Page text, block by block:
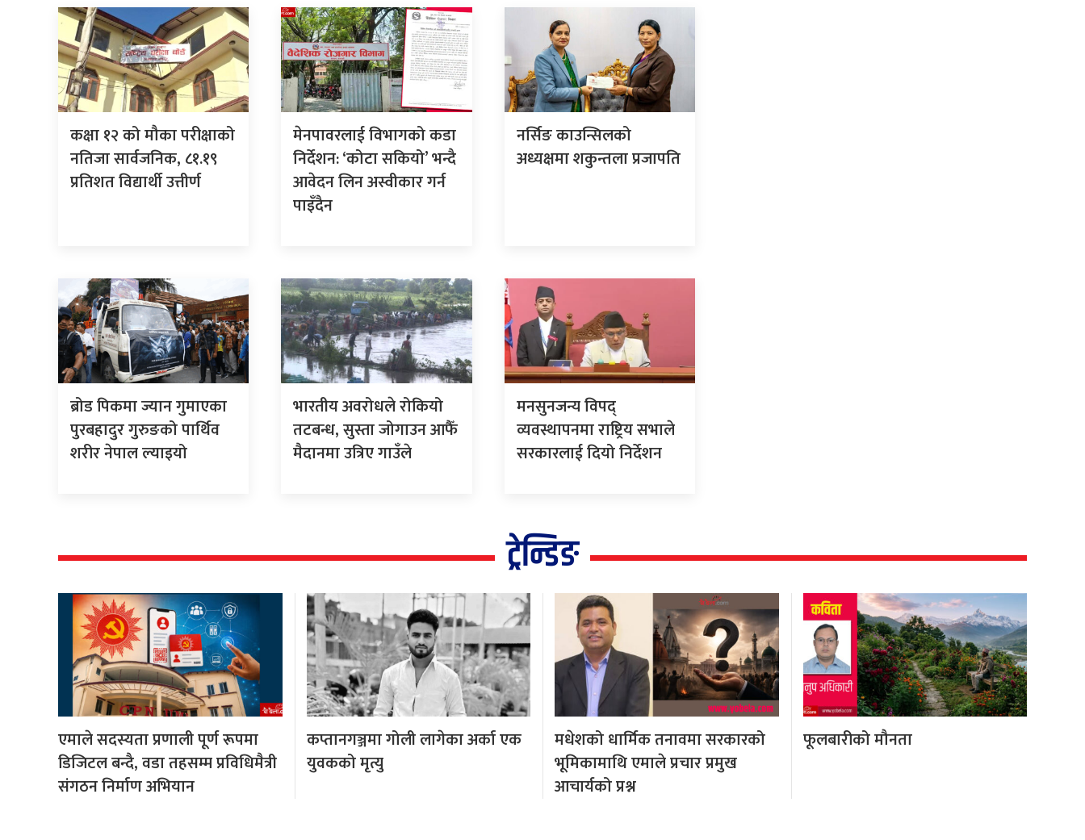
कक्षा १२ को मौका परीक्षाको
नतिजा सार्वजनिक, ८१.१९
प्रतिशत विद्यार्थी उत्तीर्ण
मेनपावरलाई विभागको कडा
निर्देशन: ‘कोटा सकियो’ भन्दै
आवेदन लिन अस्वीकार गर्न
पाइँदैन
नर्सिङ काउन्सिलको
अध्यक्षमा शकुन्तला प्रजापति
ब्रोड पिकमा ज्यान गुमाएका
पुरबहादुर गुरुङको पार्थिव
शरीर नेपाल ल्याइयो
भारतीय अवरोधले रोकियो
तटबन्ध, सुस्ता जोगाउन आफैँ
मैदानमा उत्रिए गाउँले
मनसुनजन्य विपद्
व्यवस्थापनमा राष्ट्रिय सभाले
सरकारलाई दियो निर्देशन
ट्रेन्डिङ
एमाले सदस्यता प्रणाली पूर्ण रूपमा
डिजिटल बन्दै, वडा तहसम्म प्रविधिमैत्री
संगठन निर्माण अभियान
कप्तानगञ्जमा गोली लागेका अर्का एक
युवकको मृत्यु
मधेशको धार्मिक तनावमा सरकारको
भूमिकामाथि एमाले प्रचार प्रमुख
आचार्यको प्रश्न
फूलबारीको मौनता